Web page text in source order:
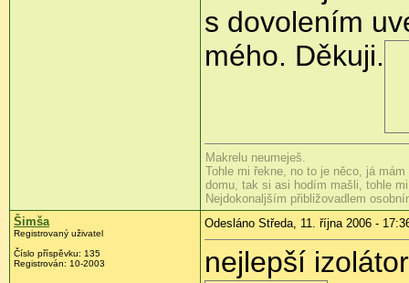
s dovolením
mého. Děkuji.
Makrelu neumeješ.
Tohle mi řekne, no to je něco, já
domu, tak si asi hodím mašli, tohle
Nejdokonaljším přibližovadlem
Šimša
Registrovaný uživatel
Číslo příspěvku: 135
Registrován: 10-2003
Odesláno Středa, 11. října 2006 -
nejlepší